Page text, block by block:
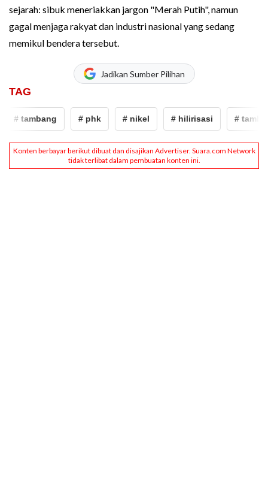
sejarah: sibuk meneriakkan jargon "Merah Putih", namun
gagal menjaga rakyat dan industri nasional yang sedang
memikul bendera tersebut.
Jadikan Sumber Pilihan
TAG
# tambang # phk # nikel # hilirisasi #